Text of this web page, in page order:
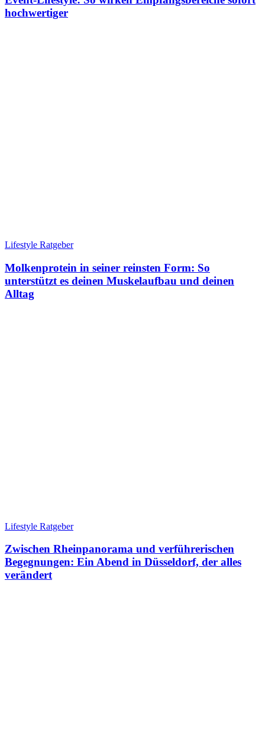
hochwertiger
Lifestyle Ratgeber
Molkenprotein in seiner reinsten Form: So
unterstützt es deinen Muskelaufbau und deinen
Alltag
Lifestyle Ratgeber
Zwischen Rheinpanorama und verführerischen
Begegnungen: Ein Abend in Düsseldorf, der alles
verändert